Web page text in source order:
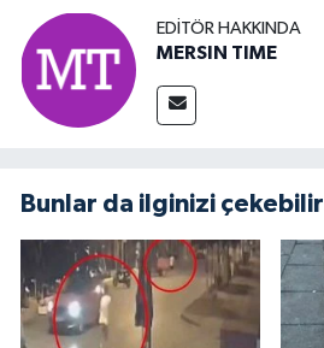
EDITÖR HAKKINDA
MERSIN TIME
Bunlar da ilginizi çekebilir